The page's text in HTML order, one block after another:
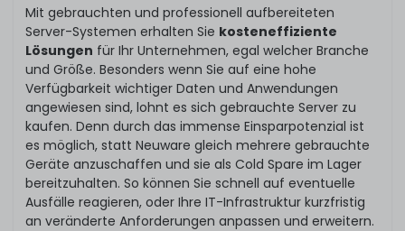
Mit gebrauchten und professionell aufbereiteten
Server-Systemen erhalten Sie kosteneffiziente
Lösungen für Ihr Unternehmen, egal welcher Branche
und Größe. Besonders wenn Sie auf eine hohe
Verfügbarkeit wichtiger Daten und Anwendungen
angewiesen sind, lohnt es sich gebrauchte Server zu
kaufen. Denn durch das immense Einsparpotenzial ist
es möglich, statt Neuware gleich mehrere gebrauchte
Geräte anzuschaffen und sie als Cold Spare im Lager
bereitzuhalten. So können Sie schnell auf eventuelle
Ausfälle reagieren, oder Ihre IT-Infrastruktur kurzfristig
an veränderte Anforderungen anpassen und erweitern.